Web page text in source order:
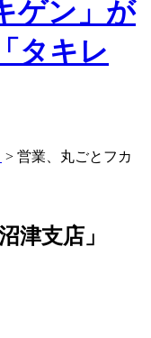
> 営業、丸ごとフカ
津支店」